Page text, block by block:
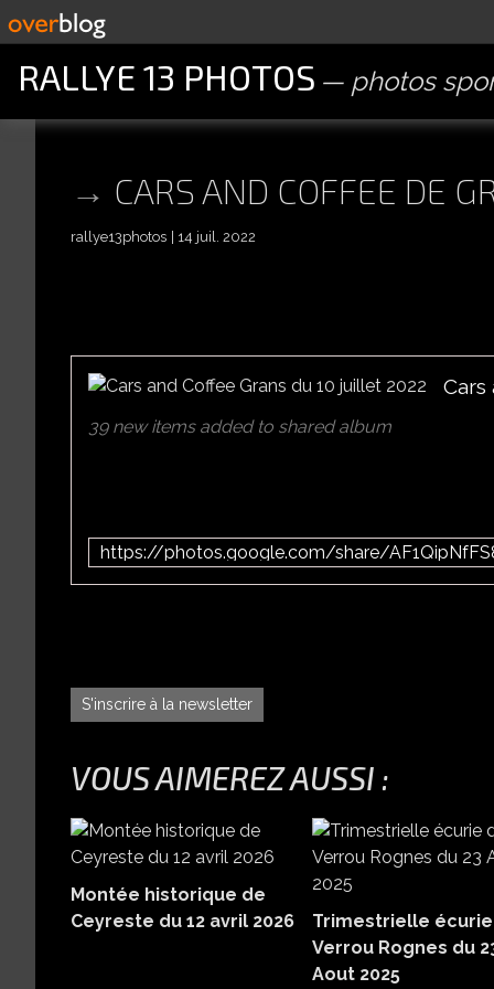
RALLYE 13 PHOTOS photos
CARS AND COFFEE DE
rallye13photos 14 juil. 2022
Cars
39 new items added to shared album
S'inscrire à la newsletter
VOUS AIMEREZ AUSSI :
Montée historique de
Ceyreste du 12 avril 2026
Trimestrielle
Verrou Rognes du
Aout 2025